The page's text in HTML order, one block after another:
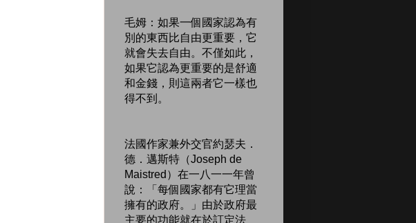
毛姆：如果一個國家認為有
別的東西比自由更重要，它
就會失去自由。不僅如此，
如果它認為更重要的是舒適
和金錢，則這兩者它一樣也
得不到。
法國作家兼外交官約瑟夫．
德．邁斯特（Joseph de
Maistred）在一八一一年曾
說：「每個國家都有它理當
擁有的政府。」由於政府最
主要的功能就在於訂定法